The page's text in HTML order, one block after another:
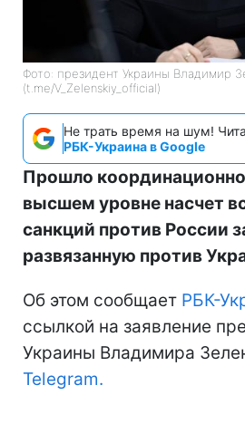
Фото: президент Украины Владимир
(t.me/V_Zelenskiy_official)
Не трать время на шум!
РБК-Украина в Google
Прошло
высшем уровне насчет
санкций против России
развязанную против
Об этом сообщает РБК-
ссылкой на заявление
Украины Владимира
Telegram.